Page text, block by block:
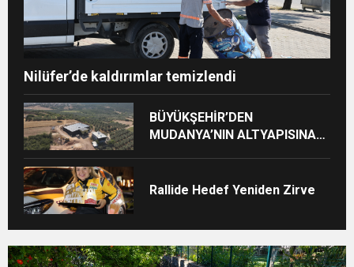
Nilüfer’de kaldırımlar temizlendi
BÜYÜKŞEHİR’DEN
MUDANYA’NIN ALTYAPISINA
Rallide Hedef Yeniden Zirve